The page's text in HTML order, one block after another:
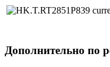
Дополнительно по